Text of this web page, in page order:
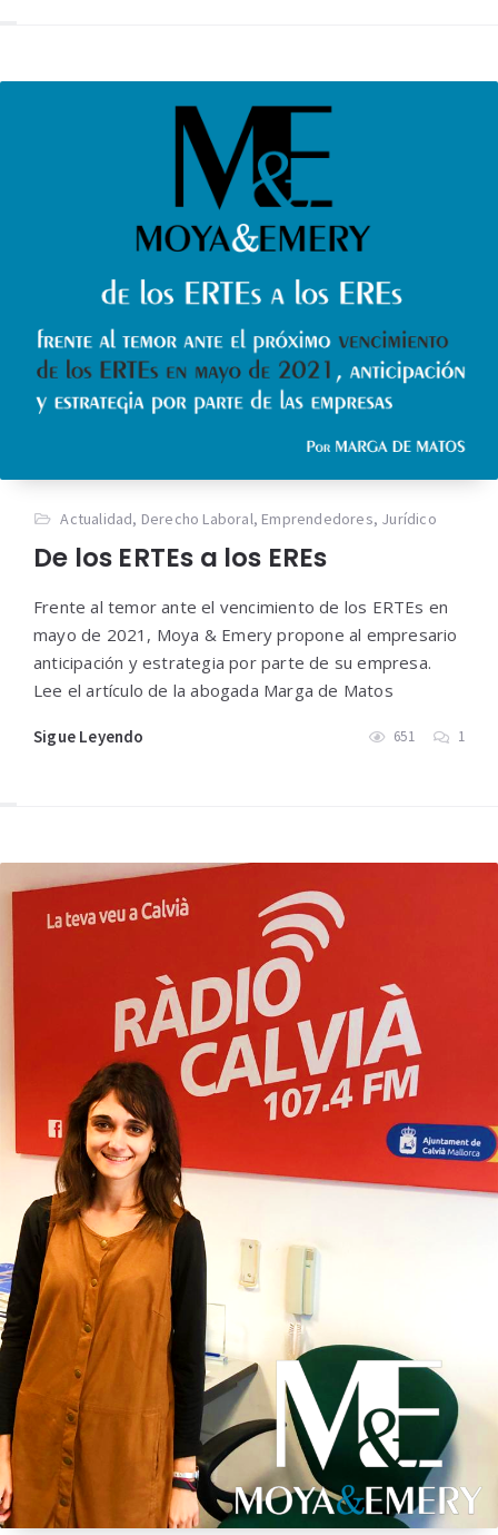
Actualidad, Derecho Laboral, Emprendedores, Jurídico
De los ERTEs a los EREs
Frente al temor ante el vencimiento de los ERTEs en
mayo de 2021, Moya & Emery propone al empresario
anticipación y estrategia por parte de su empresa.
Lee el artículo de la abogada Marga de Matos
Sigue Leyendo 651 1